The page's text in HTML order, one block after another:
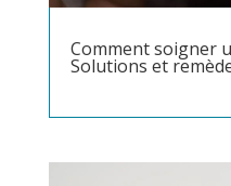
Comment soigner
Solutions et